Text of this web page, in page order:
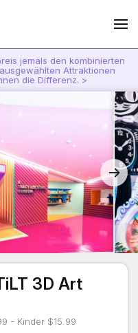
jemals den kombinierten
Attraktionen
die Differenz. >
3D Art
- Kinder $15.99